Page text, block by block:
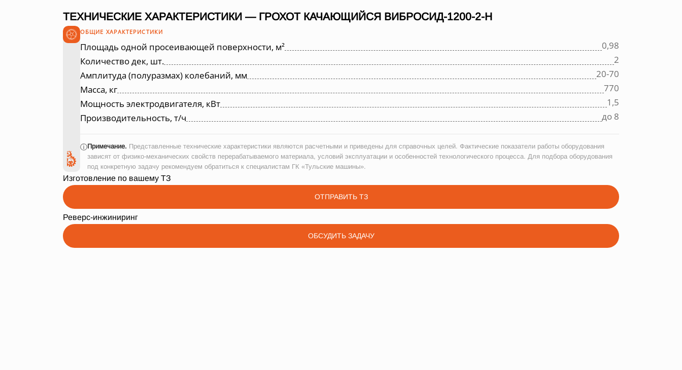
ТЕХНИЧЕСКИЕ ХАРАКТЕРИСТИКИ — ГРОХОТ КАЧАЮЩИЙСЯ ВИБРОСИД-1200-2-Н
ОБЩИЕ ХАРАКТЕРИСТИКИ
Площадь одной просеивающей поверхности, м²
0,98
Количество дек, шт.
2
Амплитуда (полуразмах) колебаний, мм
20-70
Масса, кг
770
Мощность электродвигателя, кВт
1,5
Производительность, т/ч
до 8
ⓘПримечание. Представленные технические характеристики являются расчетными и приведены для справочных целей. Фактические показатели работы оборудования
зависят от физико-механических свойств перерабатываемого материала, условий эксплуатации и особенностей технологического процесса. Для подбора оборудования
под конкретную задачу рекомендуем обратиться к специалистам ГК «Тульские машины».
Изготовление по вашему ТЗ
ОТПРАВИТЬ ТЗ
Реверс-инжиниринг
ОБСУДИТЬ ЗАДАЧУ